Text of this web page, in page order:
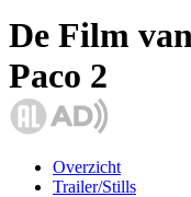
De Film
Paco 2
Overzicht
Trailer/Stills